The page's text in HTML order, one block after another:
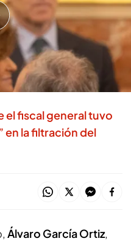
mensajes en el
del Estado
los mensajes entre el
el fiscal general tuvo
en la filtración del
Álvaro García Ortiz,